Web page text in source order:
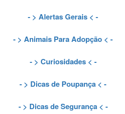
- > Alertas Gerais < -
- > Animais Para Adopção < -
- > Curiosidades< -
- > Dicas de Poupança < -
- > Dicas de Segurança< -